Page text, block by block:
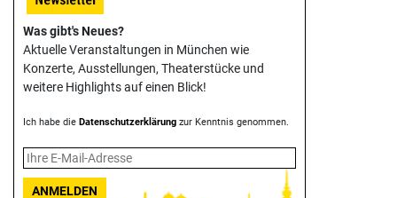
Was gibt's Neues?
Aktuelle Veranstaltungen in München wie
Konzerte, Ausstellungen, Theater­stücke und
weitere Highlights auf einen Blick!
Ich habe die Datenschutzerklärung zur Kenntnis genommen.
ANMELDEN